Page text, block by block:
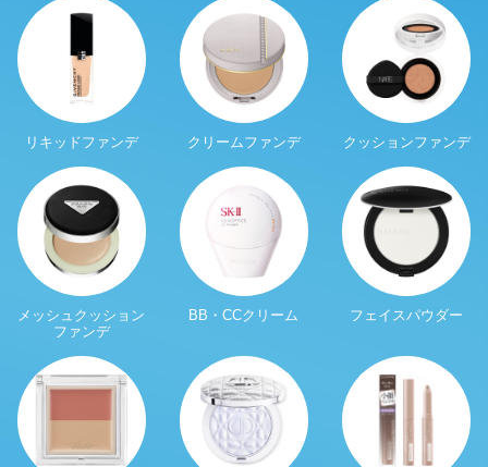
リキッドファンデ クリームファンデ クッションファンデ
メッシュクッション
ファンデ
BB・CCクリーム フェイスパウダー